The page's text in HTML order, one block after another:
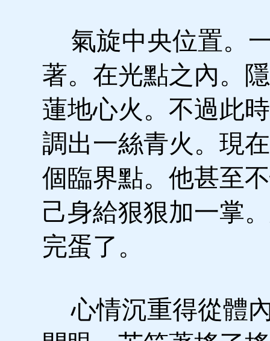
氣旋中央位置。
著。在光點之內。
蓮地心火。不過此
調出一絲青火。現
個臨界點。他甚至
己身給狠狠加一掌
完蛋了。
心情沉重得從體